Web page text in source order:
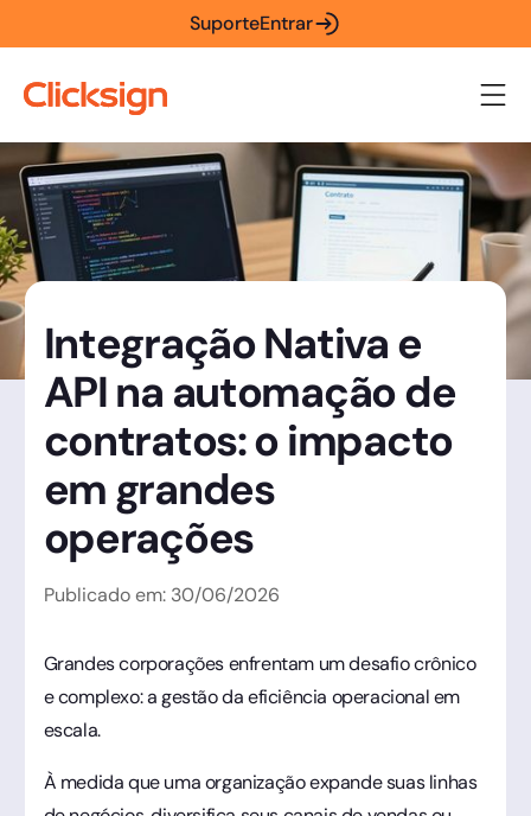
SuporteEntrar
Integração Nativa e
API na automação de
contratos: o impacto
em grandes
operações
Publicado em: 30/06/2026
Grandes corporações enfrentam um desafio crônico
e complexo: a gestão da eficiência operacional em
escala.
À medida que uma organização expande suas linhas